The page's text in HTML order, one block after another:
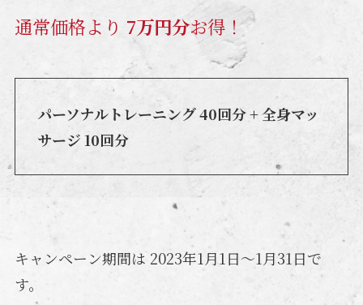
通常価格より 7万円分お得！
パーソナルトレーニング 40回分 + 全身マッ
サージ 10回分
キャンペーン期間は 2023年1月1日〜1月31日で
す。